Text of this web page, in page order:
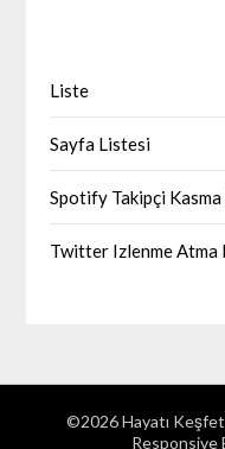
Liste
Sayfa Listesi
Spotify Takipçi
Twitter Izlenme Atma
©2026 Hayatı
Responsive